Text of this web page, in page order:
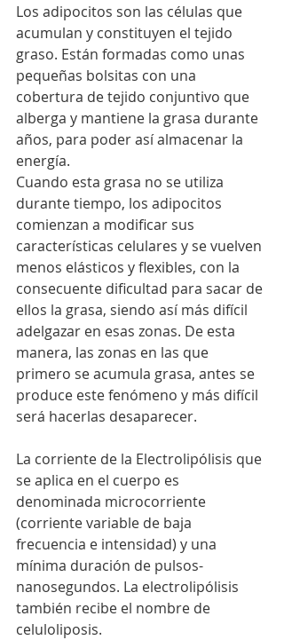
Los adipocitos son las células que
acumulan y constituyen el tejido
graso. Están formadas como unas
pequeñas bolsitas con una
cobertura de tejido conjuntivo que
alberga y mantiene la grasa durante
años, para poder así almacenar la
energía.
Cuando esta grasa no se utiliza
durante tiempo, los adipocitos
comienzan a modificar sus
características celulares y se vuelven
menos elásticos y flexibles, con la
consecuente dificultad para sacar de
ellos la grasa, siendo así más difícil
adelgazar en esas zonas. De esta
manera, las zonas en las que
primero se acumula grasa, antes se
produce este fenómeno y más difícil
será hacerlas desaparecer.
La corriente de la Electrolipólisis que
se aplica en el cuerpo es
denominada microcorriente
(corriente variable de baja
frecuencia e intensidad) y una
mínima duración de pulsos-
nanosegundos. La electrolipólisis
también recibe el nombre de
celuloliposis.